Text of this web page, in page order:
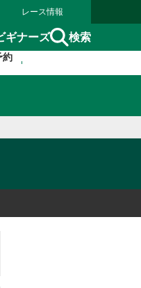
レース情報
ギナーズ 検索
約